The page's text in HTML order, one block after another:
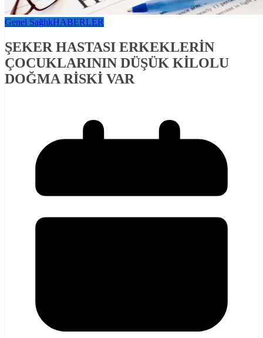
Genel SağlıkHABERLER
ŞEKER HASTASI ERKEKLERİN
ÇOCUKLARININ DÜŞÜK KİLOLU
DOĞMA RİSKİ VAR